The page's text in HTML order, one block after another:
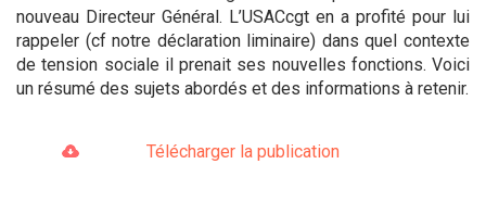
nouveau Directeur Général. L’USACcgt en a profité pour lui
rappeler (cf notre déclaration liminaire) dans quel contexte
de tension sociale il prenait ses nouvelles fonctions. Voici
un résumé des sujets abordés et des informations à retenir.
Télécharger la publication